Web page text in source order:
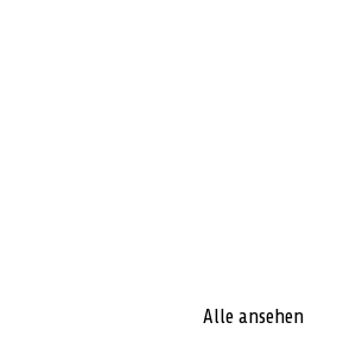
Alle ansehen